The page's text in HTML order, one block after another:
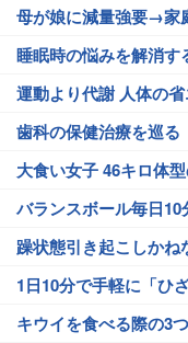
母が娘に減量強要→家
睡眠時の悩みを解消す
運動より代謝 人体の
歯科の保健治療を巡る
大食い女子 46キロ体
バランスボール毎日10
躁状態引き起こしかね
1日10分で手軽に「ひ
キウイを食べる際の3